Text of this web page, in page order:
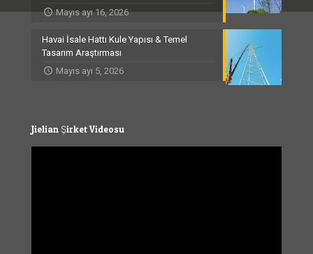
Mayıs ayı 16, 2026
Havai İsale Hattı Kule Yapısı & Temel
Tasarım Araştırması
Mayıs ayı 5, 2026
Jielian Şirket Videosu